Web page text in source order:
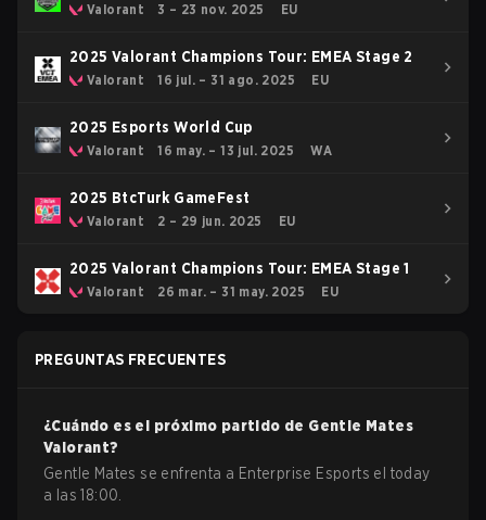
Valorant 3 – 23 nov. 2025 EU
2025 Valorant Champions Tour: EMEA Stage 2
Valorant 16 jul. – 31 ago. 2025 EU
2025 Esports World Cup
Valorant 16 may. – 13 jul. 2025 WA
2025 BtcTurk GameFest
Valorant 2 – 29 jun. 2025 EU
2025 Valorant Champions Tour: EMEA Stage 1
Valorant 26 mar. – 31 may. 2025 EU
PREGUNTAS FRECUENTES
¿Cuándo es el próximo partido de Gentle Mates
Valorant?
Gentle Mates se enfrenta a Enterprise Esports el today
a las 18:00.